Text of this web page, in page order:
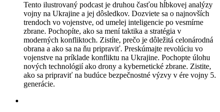
Tento ilustrovaný podcast je druhou časťou hĺbkovej analýzy
vojny na Ukrajine a jej dôsledkov. Dozviete sa o najnovších
trendoch vo vojenstve, od umelej inteligencie po vesmírne
zbrane. Pochopíte, ako sa mení taktika a stratégia v
moderných konfliktoch. Zistíte, prečo je dôležitá celonárodná
obrana a ako sa na ňu pripraviť. Preskúmajte revolúciu vo
vojenstve na príklade konfliktu na Ukrajine. Pochopte úlohu
nových technológií ako drony a kybernetické zbrane. Zistite,
ako sa pripraviť na budúce bezpečnostné výzvy v ére vojny 5.
generácie.